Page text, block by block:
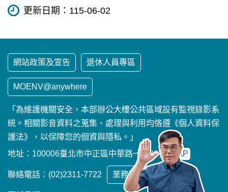
更新日期： 115-06-02
網站政策及宣告 退休人員專區
MOENV@anywhere
「為維護機關安全，本部辦公大樓公共區域設有監視錄影系
統。相關影音資料之蒐集、處理與利用均恪遵《個人資料保
護法》，以保障您的個資與隱私。」
地址：100006臺北市中正區中華路一段83號 MAP
聯絡電話：(02)2311-7722 業務聯繫窗口